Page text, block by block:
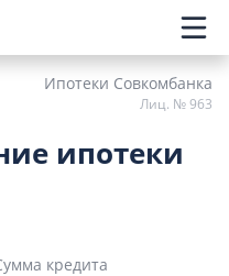
Ипотеки Совкомбанка
Лиц. № 963
ипотеки
кредита